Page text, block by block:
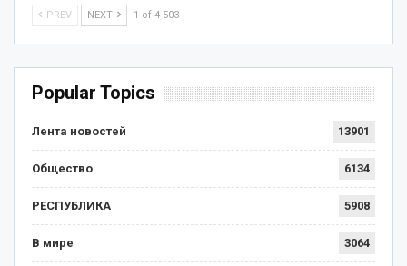
PREV NEXT 1 of 4 503
Popular Topics
Лента новостей 13901
Общество 6134
РЕСПУБЛИКА 5908
В мире 3064